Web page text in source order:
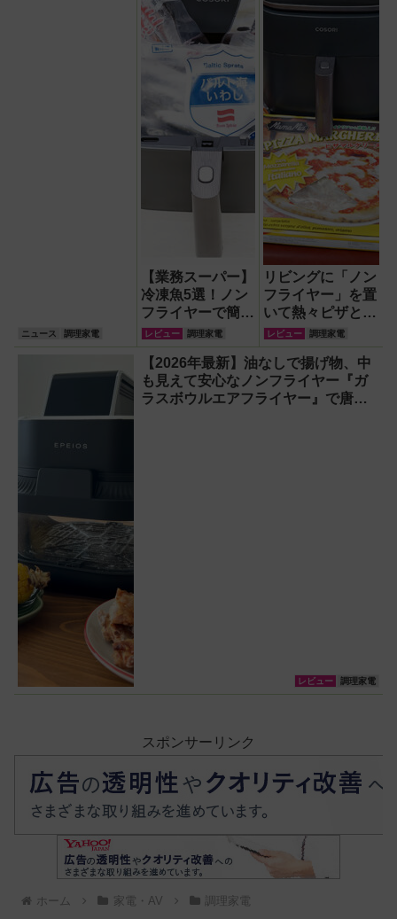
ニュース 調理家電
【業務スーパー】
冷凍魚5選！ノン
フライヤーで簡単
手軽に焼き魚を楽
しんでみた
レビュー 調理家電
リビングに「ノン
フライヤー」を置
いて熱々ピザとフ
ィッシュ＆チップ
ス三昧！
レビュー 調理家電
【2026年最新】油なしで揚げ物、中
も見えて安心なノンフライヤー『ガ
ラスボウルエアフライヤー』で唐揚
レビュー 調理家電
スポンサーリンク
ホーム 家電・AV 調理家電